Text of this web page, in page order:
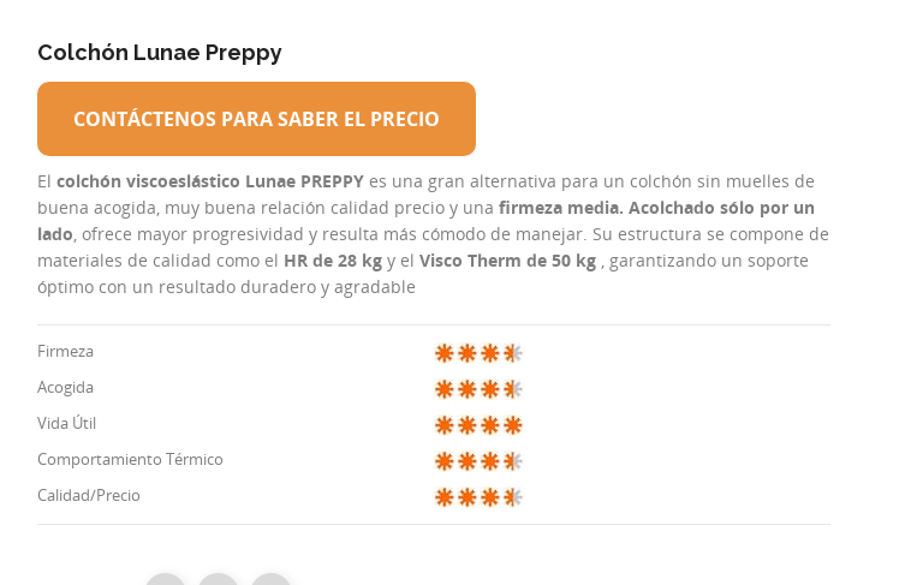
Colchón Lunae Preppy
CONTÁCTENOS PARA SABER EL PRECIO
El colchón viscoeslástico Lunae PREPPY es una gran alternativa para un colchón sin muelles de
buena acogida, muy buena relación calidad precio y una firmeza media. Acolchado sólo por un
lado, ofrece mayor progresividad y resulta más cómodo de manejar. Su estructura se compone de
materiales de calidad como el HR de 28 kg y el Visco Therm de 50 kg , garantizando un soporte
óptimo con un resultado duradero y agradable
Firmeza
Acogida
Vida Útil
Comportamiento Térmico
Calidad/Precio